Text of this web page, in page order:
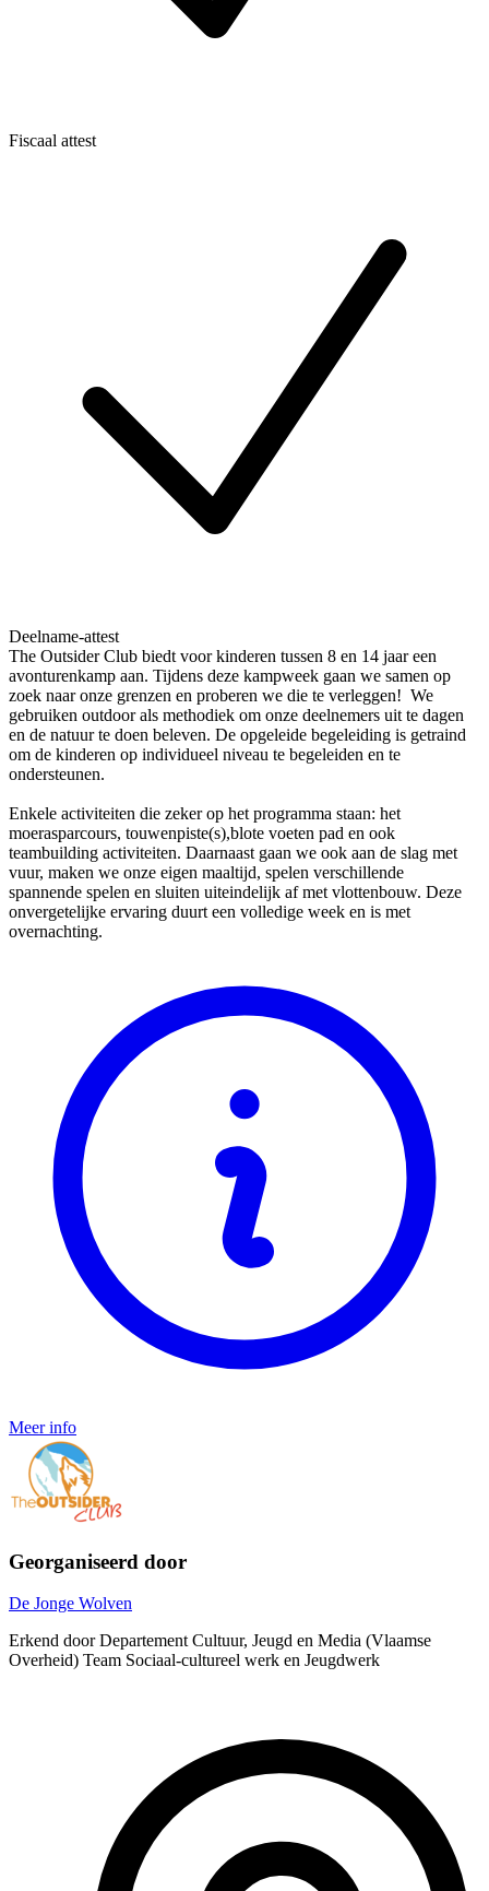
Fiscaal attest
Deelname-attest
The Outsider Club biedt voor kinderen tussen 8 en 14 jaar een
avonturenkamp aan. Tijdens deze kampweek gaan we samen op
zoek naar onze grenzen en proberen we die te verleggen! We
gebruiken outdoor als methodiek om onze deelnemers uit te dagen
en de natuur te doen beleven. De opgeleide begeleiding is getraind
om de kinderen op individueel niveau te begeleiden en te
ondersteunen.
Enkele activiteiten die zeker op het programma staan: het
moerasparcours, touwenpiste(s),blote voeten pad en ook
teambuilding activiteiten. Daarnaast gaan we ook aan de slag met
vuur, maken we onze eigen maaltijd, spelen verschillende
spannende spelen en sluiten uiteindelijk af met vlottenbouw. Deze
onvergetelijke ervaring duurt een volledige week en is met
overnachting.
Meer info
Georganiseerd door
De Jonge Wolven
Erkend door Departement Cultuur, Jeugd en Media (Vlaamse
Overheid) Team Sociaal-cultureel werk en Jeugdwerk